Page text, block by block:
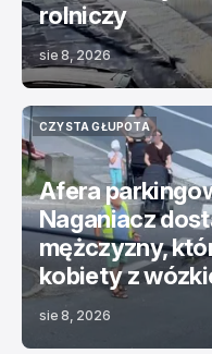
rolniczy
sie 8, 2026
CZYSTA GŁUPOTA
CZYSTA GŁUPOTA
Afera
Naganiacz
mężczyzny,
kobiety z
sie 8, 2026